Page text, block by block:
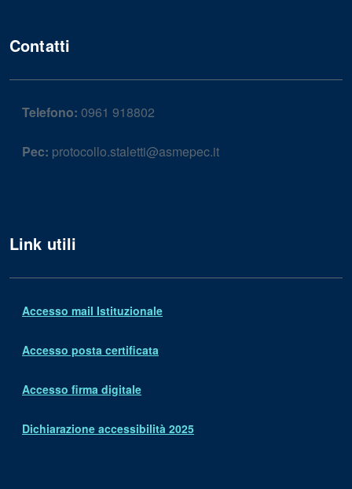
Contatti
Telefono: 0961 918802
Pec: protocollo.staletti@asmepec.it
Link utili
Accesso mail Istituzionale
Accesso posta certificata
Accesso firma digitale
Dichiarazione accessibilità 2025